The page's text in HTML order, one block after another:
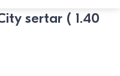
sertar ( 1.40